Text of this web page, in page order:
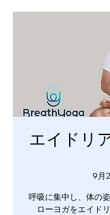
エイドリ
9月
呼吸に集中し、体の
ローヨガをエイド